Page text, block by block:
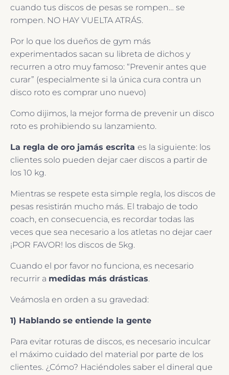
cuando tus discos de pesas se rompen… se
rompen. NO HAY VUELTA ATRÁS.
Por lo que los dueños de gym más
experimentados sacan su libreta de dichos y
recurren a otro muy famoso: “Prevenir antes que
curar” (especialmente si la única cura contra un
disco roto es comprar uno nuevo)
Como dijimos, la mejor forma de prevenir un disco
roto es prohibiendo su lanzamiento.
La regla de oro jamás escrita es la siguiente: los
clientes solo pueden dejar caer discos a partir de
los 10 kg.
Mientras se respete esta simple regla, los discos de
pesas resistirán mucho más. El trabajo de todo
coach, en consecuencia, es recordar todas las
veces que sea necesario a los atletas no dejar caer
¡POR FAVOR! los discos de 5kg.
Cuando el por favor no funciona, es necesario
recurrir a medidas más drásticas.
Veámosla en orden a su gravedad:
1) Hablando se entiende la gente
Para evitar roturas de discos, es necesario inculcar
el máximo cuidado del material por parte de los
clientes. ¿Cómo? Haciéndoles saber el dineral que